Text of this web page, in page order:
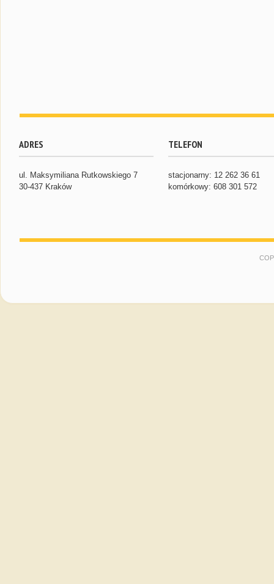
ADRES
ul. Maksymiliana Rutkowskiego 7
30-437 Kraków
TELEFON
stacjonarny: 12 262 36 61
komórkowy: 608 301 572